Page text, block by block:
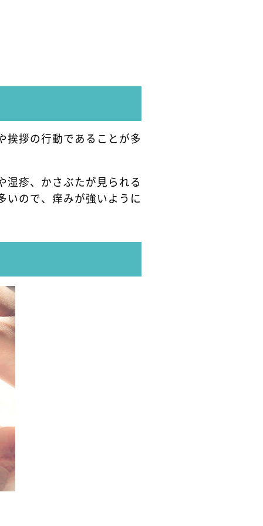
挨拶の行動であることが多
湿疹、かさぶたが見られる
いので、痒みが強いように